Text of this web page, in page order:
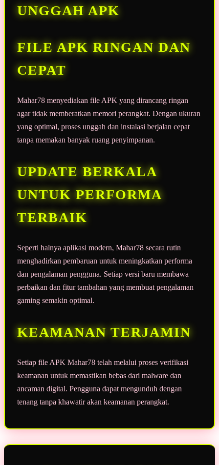
UNGGAH APK
FILE APK RINGAN DAN
CEPAT
Mahar78 menyediakan file APK yang dirancang ringan
agar tidak memberatkan memori perangkat. Dengan ukuran
yang optimal, proses unggah dan instalasi berjalan cepat
tanpa memakan banyak ruang penyimpanan.
UPDATE BERKALA
UNTUK PERFORMA
TERBAIK
Seperti halnya aplikasi modern, Mahar78 secara rutin
menghadirkan pembaruan untuk meningkatkan performa
dan pengalaman pengguna. Setiap versi baru membawa
perbaikan dan fitur tambahan yang membuat pengalaman
gaming semakin optimal.
KEAMANAN TERJAMIN
Setiap file APK Mahar78 telah melalui proses verifikasi
keamanan untuk memastikan bebas dari malware dan
ancaman digital. Pengguna dapat mengunduh dengan
tenang tanpa khawatir akan keamanan perangkat.